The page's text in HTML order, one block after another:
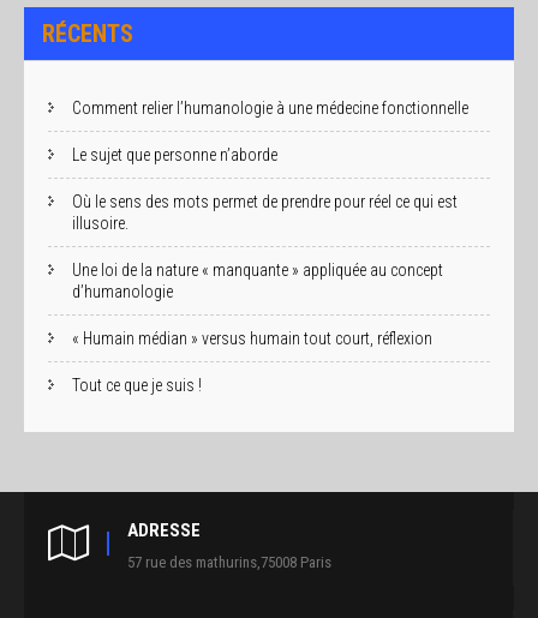
RÉCENTS
Comment relier l’humanologie à une médecine fonctionnelle
Le sujet que personne n’aborde
Où le sens des mots permet de prendre pour réel ce qui est
illusoire.
Une loi de la nature « manquante » appliquée au concept
d’humanologie
« Humain médian » versus humain tout court, réflexion
Tout ce que je suis !
ADRESSE
57 rue des mathurins,75008 Paris